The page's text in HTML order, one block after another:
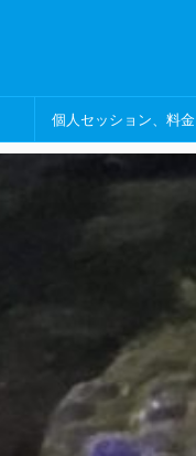
個人セッション、料金